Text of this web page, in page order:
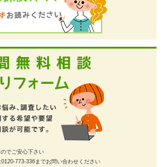
でご安心下さい
773-336までお問い合わせください